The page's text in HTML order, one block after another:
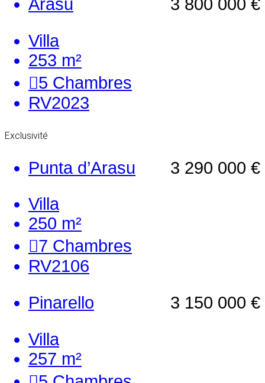
3 800 000 €
Arasu
Villa
253 m²
5 Chambres
RV2023
Exclusivité
3 290 000 €
Punta d’Arasu
Villa
250 m²
7 Chambres
RV2106
3 150 000 €
Pinarello
Villa
257 m²